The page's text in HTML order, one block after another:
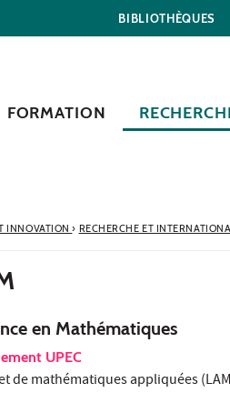
BIBLIOTHÈQUES
FORMATION
INNOVATION› RECHERCHE ET
en Mathématiques
UPEC
de mathématiques appliquées